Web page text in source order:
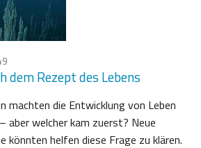
dem Rezept des Lebens
machten die Entwicklung von Leben
aber welcher kam zuerst? Neue
könnten helfen diese Frage zu klären.